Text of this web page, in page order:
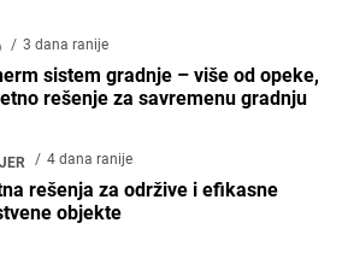
3 dana ranije
sistem gradnje – više od opeke,
rešenje za savremenu gradnju
4 dana ranije
rešenja za održive i efikasne
objekte